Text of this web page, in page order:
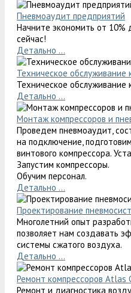
Пневмоаудит предприятий
Начните экономить от 10%
сейчас!
Детально ...
Техническое обслуживание
Техническое обслуживание
Детально ...
Монтаж компрессоров и
Проведем пневмоаудит,
на подключение,
винтового компрессора.
Запустим компрессоры.
Обучим персонал.
Детально ...
Проектирование
Многолетний опыт
позволяет нам создавать
системы сжатого воздуха.
Детально ...
Ремонт компрессоров Atlas
Ремонт и диагностика